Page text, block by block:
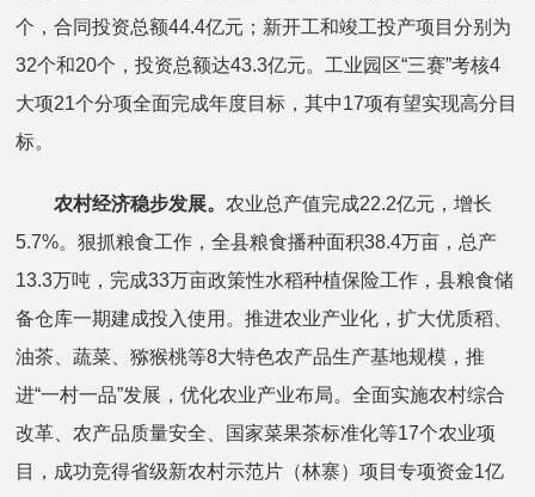
个，合同投资总额44.4亿元；新开工和竣工投产项目分别为
32个和20个，投资总额达43.3亿元。工业园区“三赛”考核4
大项21个分项全面完成年度目标，其中17项有望实现高分目
标。
农村经济稳步发展。农业总产值完成22.2亿元，增长
5.7%。狠抓粮食工作，全县粮食播种面积38.4万亩，总产
13.3万吨，完成33万亩政策性水稻种植保险工作，县粮食储
备仓库一期建成投入使用。推进农业产业化，扩大优质稻、
油茶、蔬菜、猕猴桃等8大特色农产品生产基地规模，推
进“一村一品”发展，优化农业产业布局。全面实施农村综合
改革、农产品质量安全、国家菜果茶标准化等17个农业项
目，成功竞得省级新农村示范片（林寨）项目专项资金1亿